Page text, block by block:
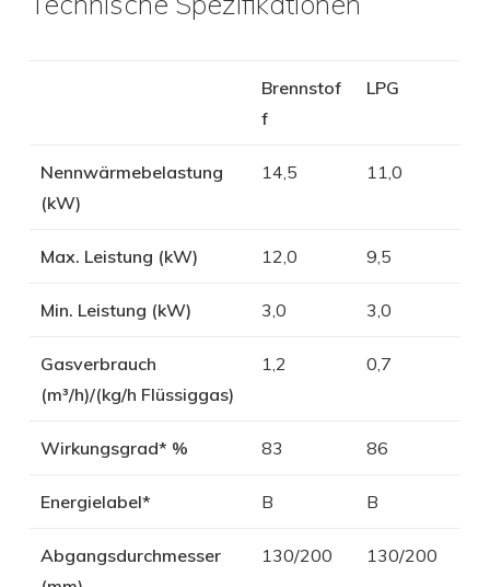
Brennstof
f
LPG
Nennwärmebelastung
(kW)
14,5 11,0
Max. Leistung (kW) 12,0 9,5
Min. Leistung (kW) 3,0 3,0
Gasverbrauch
(m³/h)/(kg/h Flüssiggas)
1,2 0,7
Wirkungsgrad* % 83 86
Energielabel* B B
Abgangsdurchmesser
130/200 130/200